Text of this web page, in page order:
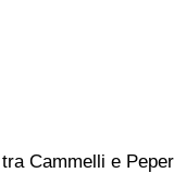
Cammelli e